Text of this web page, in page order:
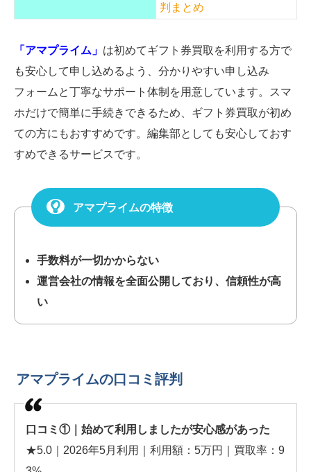
判まとめ
「アマプライム」 は初めてギフト券買取を利用する方で
も安心して申し込めるよう、分かりやすい申し込み
フォームと丁寧なサポート体制を用意しています。スマ
ホだけで簡単に手続きできるため、ギフト券買取が初め
ての方にもおすすめです。編集部としても安心しておす
すめできるサービスです。
アマプライムの特徴
手数料が一切かからない
運営会社の情報を全面公開しており、信頼性が高
い
アマプライムの口コミ評判
口コミ①｜始めて利用しましたが安心感があった
★5.0｜2026年5月利用｜利用額：5万円｜買取率：9